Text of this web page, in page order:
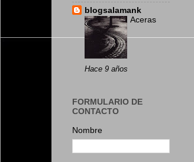
blogsalamank
Aceras
Hace 9 años
FORMULARIO DE
CONTACTO
Nombre